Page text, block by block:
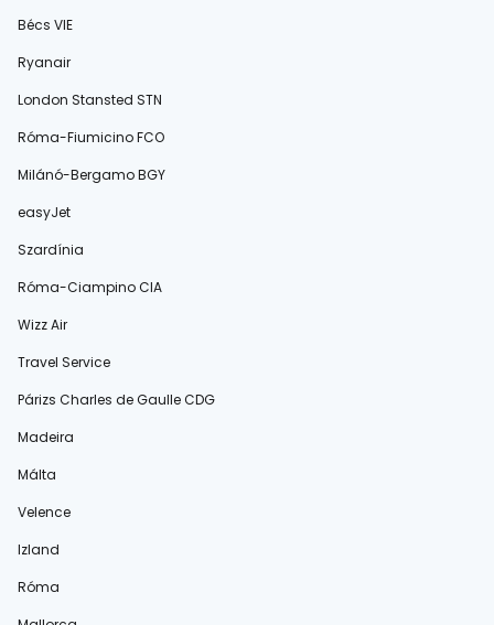
Bécs VIE
Ryanair
London Stansted STN
Róma-Fiumicino FCO
Milánó-Bergamo BGY
easyJet
Szardínia
Róma-Ciampino CIA
Wizz Air
Travel Service
Párizs Charles de Gaulle CDG
Madeira
Málta
Velence
Izland
Róma